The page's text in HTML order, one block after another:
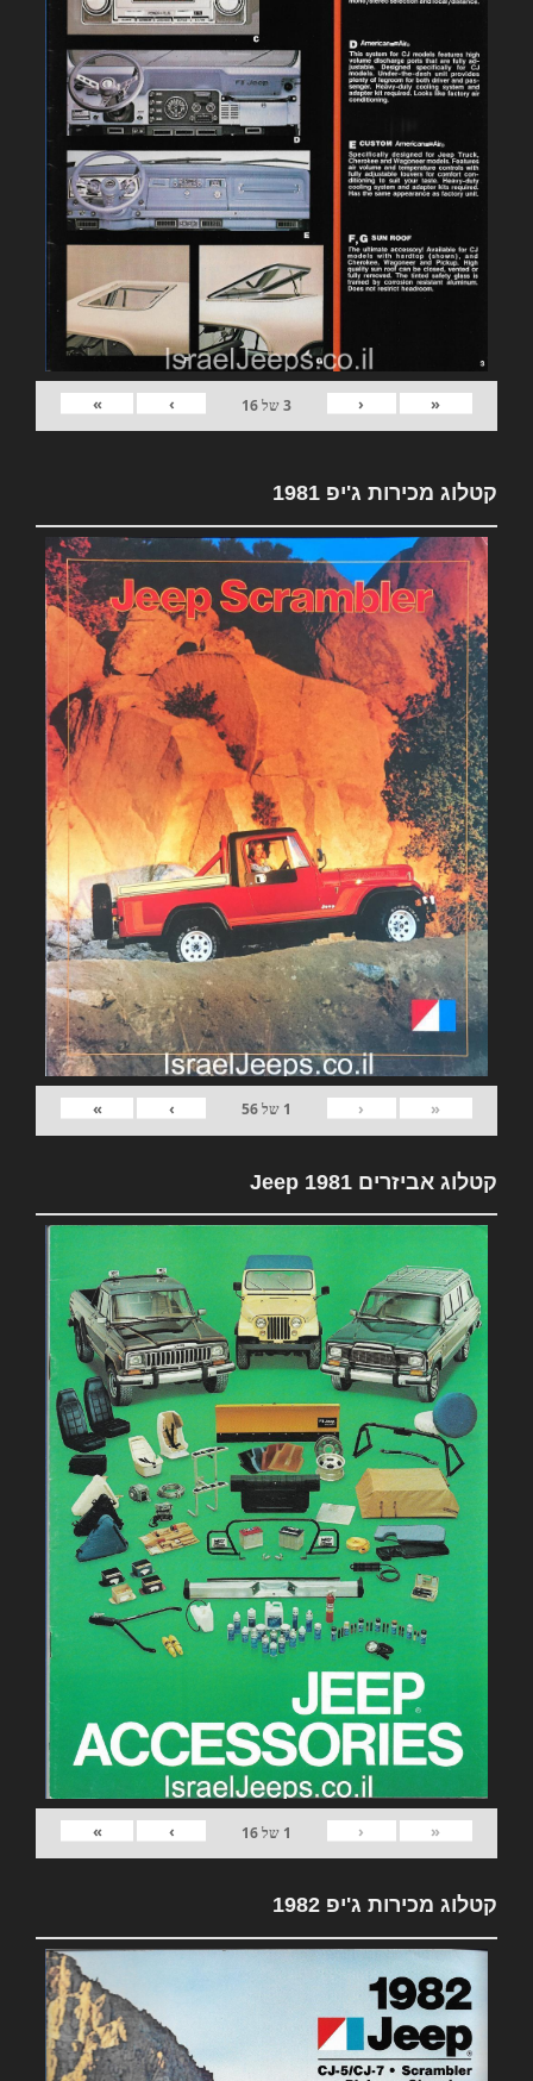
«
‹
3של16
›
»
קטלוג מכירות ג'יפ 1981
«
‹
1 של56
›
»
קטלוג אביזרים 1981 Jeep
«
‹
1 של16
›
»
קטלוג מכירות ג'יפ 1982